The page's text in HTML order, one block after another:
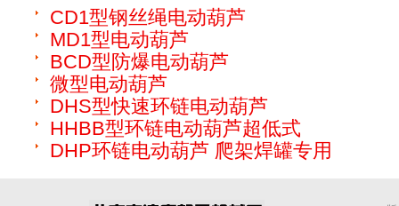
CD1型钢丝绳电动葫芦
MD1型电动葫芦
BCD型防爆电动葫芦
微型电动葫芦
DHS型快速环链电动葫芦
HHBB型环链电动葫芦超低式
DHP环链电动葫芦 爬架焊罐专用